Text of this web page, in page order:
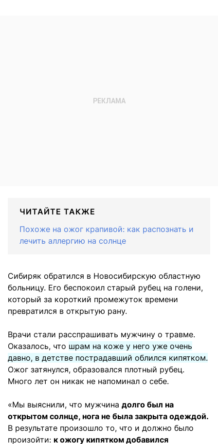
ЧИТАЙТЕ ТАКЖЕ
Похоже на ожог крапивой: как распознать и
лечить аллергию на солнце
Сибиряк обратился в Новосибирскую областную
больницу. Его беспокоил старый рубец на голени,
который за короткий промежуток времени
превратился в открытую рану.
Врачи стали расспрашивать мужчину о травме.
Оказалось, что шрам на коже у него уже очень
давно, в детстве пострадавший облился кипятком.
Ожог затянулся, образовался плотный рубец.
Много лет он никак не напоминал о себе.
«Мы выяснили, что мужчина долго был на
открытом солнце, нога не была закрыта одеждой.
В результате произошло то, что и должно было
произойти: к ожогу кипятком добавился